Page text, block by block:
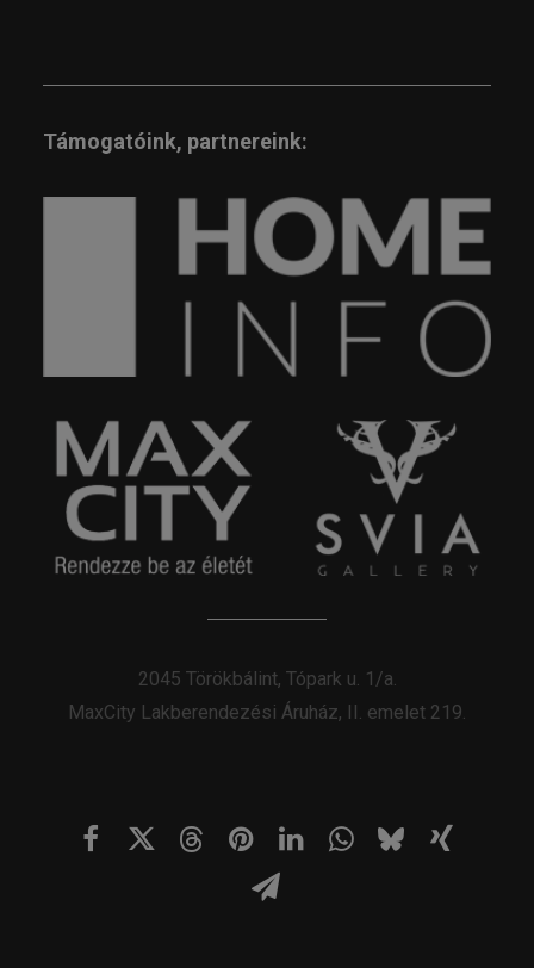
Támogatóink, partnereink:
2045 Törökbálint, Tópark u. 1/a.
MaxCity Lakberendezési Áruház, II. emelet 219.